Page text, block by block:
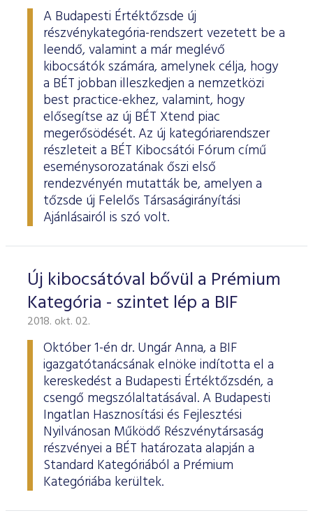
A Budapesti Értéktőzsde új
részvénykategória-rendszert vezetett be a
leendő, valamint a már meglévő
kibocsátók számára, amelynek célja, hogy
a BÉT jobban illeszkedjen a nemzetközi
best practice-ekhez, valamint, hogy
elősegítse az új BÉT Xtend piac
megerősödését. Az új kategóriarendszer
részleteit a BÉT Kibocsátói Fórum című
eseménysorozatának őszi első
rendezvényén mutatták be, amelyen a
tőzsde új Felelős Társaságirányítási
Ajánlásairól is szó volt.
Új kibocsátóval bővül a Prémium
Kategória - szintet lép a BIF
2018. okt. 02.
Október 1-én dr. Ungár Anna, a BIF
igazgatótanácsának elnöke indította el a
kereskedést a Budapesti Értéktőzsdén, a
csengő megszólaltatásával. A Budapesti
Ingatlan Hasznosítási és Fejlesztési
Nyilvánosan Működő Részvénytársaság
részvényei a BÉT határozata alapján a
Standard Kategóriából a Prémium
Kategóriába kerültek.